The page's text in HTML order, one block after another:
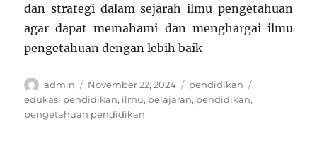
dan strategi dalam sejarah ilmu pengetahuan
agar dapat memahami dan menghargai ilmu
pengetahuan dengan lebih baik
Author
admin
Posted
on
November 22, 2024 Categories
pendidikan
edukasi pendidikan, ilmu, pelajaran, pendidikan,
pengetahuan pendidikan